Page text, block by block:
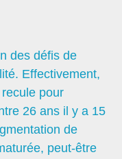
des défis de
Effectivement,
recule pour
26 ans il y a 15
de
peut-être